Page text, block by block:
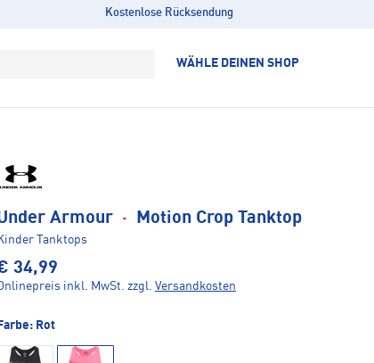
Kostenlose Rücksendung
WÄHLE DEINEN SHOP
Armour · Motion Crop Tanktop
Tanktops
34,99
inkl. MwSt. zzgl. Versandkosten
Farbe: Rot